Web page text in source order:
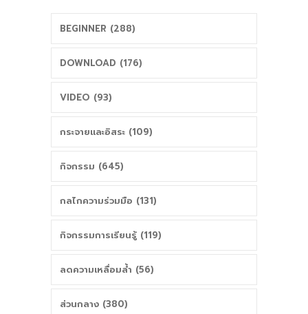
BEGINNER (288)
DOWNLOAD (176)
VIDEO (93)
กระจายและอิสระ (109)
กิจกรรม (645)
กลไกความร่วมมือ (131)
กิจกรรมการเรียนรู้ (119)
ลดความเหลื่อมล้ำ (56)
ส่วนกลาง (380)